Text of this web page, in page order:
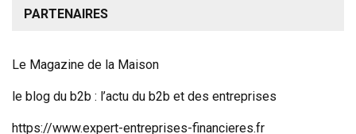
PARTENAIRES
Le Magazine de la Maison
le blog du b2b : l’actu du b2b et des entreprises
https://www.expert-entreprises-financieres.fr